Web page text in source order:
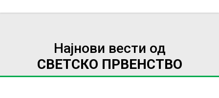
Најнови вести од
СВЕТСКО ПРВЕНСТВО